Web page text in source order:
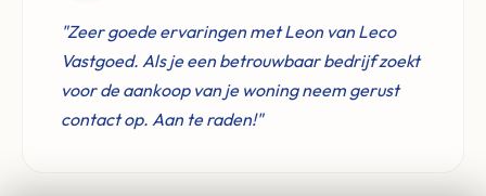
"Zeer goede ervaringen met Leon van Leco
Vastgoed. Als je een betrouwbaar bedrijf zoekt
voor de aankoop van je woning neem gerust
contact op. Aan te raden!"